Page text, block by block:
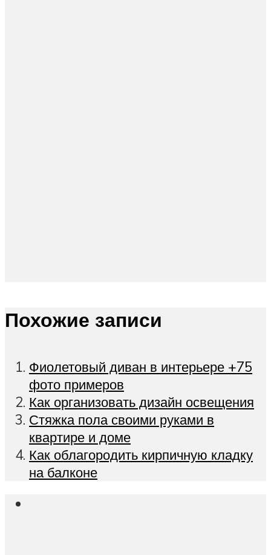
Похожие записи
Фиолетовый диван в интерьере +75
фото примеров
Как организовать дизайн освещения
Стяжка пола своими руками в
квартире и доме
Как облагородить кирпичную кладку
на балконе